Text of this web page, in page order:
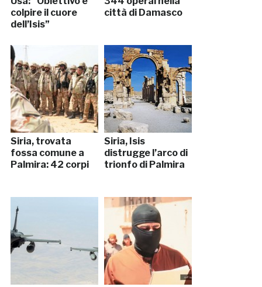
colpire il cuore
dell’Isis”
città di Damasco
Siria, trovata
fossa comune a
Palmira: 42 corpi
Siria, Isis
distrugge l’arco di
trionfo di Palmira